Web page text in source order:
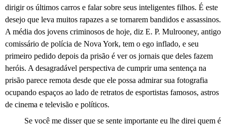
dirigir os últimos carros e falar sobre seus inteligentes filhos. É este
desejo que leva muitos rapazes a se tornarem bandidos e assassinos.
A média dos jovens criminosos de hoje, diz E. P. Mulrooney, antigo
comissário de polícia de Nova York, tem o ego inflado, e seu
primeiro pedido depois da prisão é ver os jornais que deles fazem
heróis. A desagradável perspectiva de cumprir uma sentença na
prisão parece remota desde que ele possa admirar sua fotografia
ocupando espaços ao lado de retratos de esportistas famosos, astros
de cinema e televisão e políticos.
Se você me disser que se sente importante eu lhe direi quem é